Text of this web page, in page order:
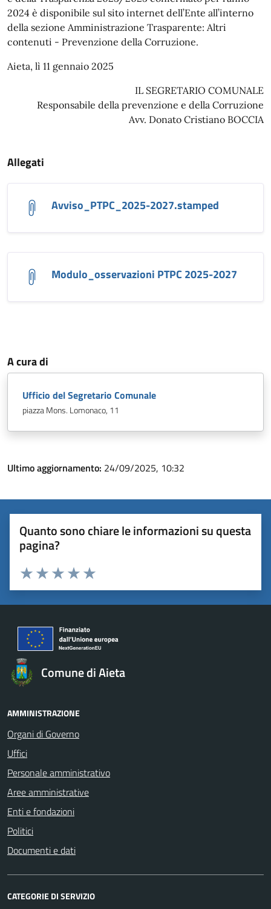
2024 è disponibile sul sito internet dell’Ente all’interno
della sezione Amministrazione Trasparente: Altri
contenuti - Prevenzione della Corruzione.
Aieta, lì 11 gennaio 2025
IL SEGRETARIO COMUNALE
Responsabile della prevenzione e della Corruzione
Avv. Donato Cristiano BOCCIA
Allegati
Avviso_PTPC_2025-2027.stamped
Modulo_osservazioni PTPC 2025-2027
A cura di
Ufficio del Segretario Comunale
piazza Mons. Lomonaco, 11
Ultimo aggiornamento: 24/09/2025, 10:32
Quanto sono chiare le informazioni su questa
pagina?
Valuta 5 stelle su 5
Valuta 4 stelle su 5
Valuta 3 stelle su 5
Valuta 2 stelle su 5
Valuta 1 stelle su 5
Comune di Aieta
AMMINISTRAZIONE
Organi di Governo
Uffici
Personale amministrativo
Aree amministrative
Enti e fondazioni
Politici
Documenti e dati
CATEGORIE DI SERVIZIO